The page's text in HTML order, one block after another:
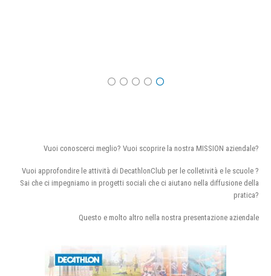
Vuoi conoscerci meglio? Vuoi scoprire la nostra MISSION aziendale?
Vuoi approfondire le attività di DecathlonClub per le colletività e le scuole ?
Sai che ci impegniamo in progetti sociali che ci aiutano nella diffusione della
pratica?
Questo e molto altro nella nostra presentazione aziendale